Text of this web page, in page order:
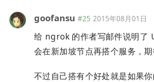
goofansu #25 2015年08月01日
给 ngrok 的作者写邮件说明了
会在新加坡节点再搭个服务，期
不过自己搭有个好处就是如果